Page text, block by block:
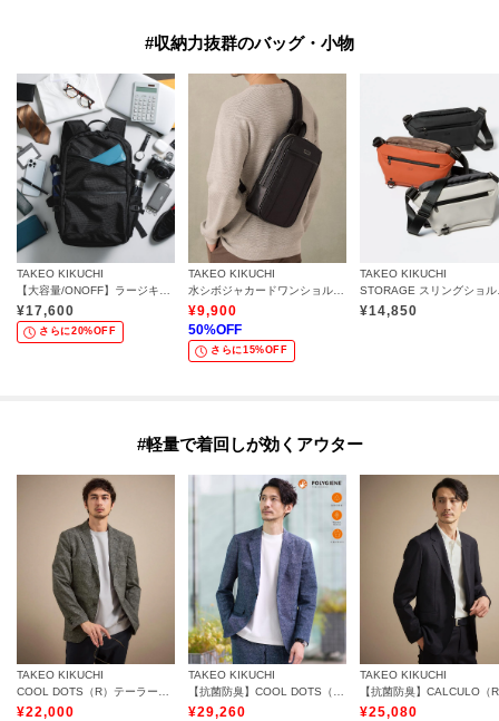
#収納力抜群のバッグ・小物
TAKEO KIKUCHI
【大容量/ONOFF】ラージキャパシティー バックパック
¥17,600
さらに20%OFF
TAKEO KIKUCHI
水シボジャカードワンショルダーバッグ
¥9,900
50%OFF
さらに15%OFF
TAKEO KIKUCHI
¥14,850
#軽量で着回しが効くアウター
TAKEO KIKUCHI
¥22,000
TAKEO KIKUCHI
¥29,260
TAKEO KIKUCHI
¥25,080